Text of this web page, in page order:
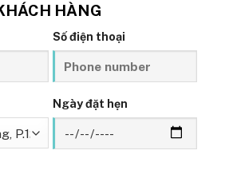
HÀNG
Số điện thoại
Ngày đặt hẹn